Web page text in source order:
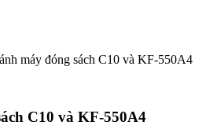
máy đóng sách C10 và KF-550A4
C10 và KF-550A4